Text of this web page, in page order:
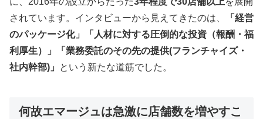
されています。インタビューから見えてきたのは、
「経営
のパッケージ化」「人材に対する圧倒的な投資（報酬・福
利厚生）」「業務委託のその先の提供(フランチャイズ・
社内幹部)」
という新たな道筋でした。
何故エマージュは急激に店舗数を増やすこ